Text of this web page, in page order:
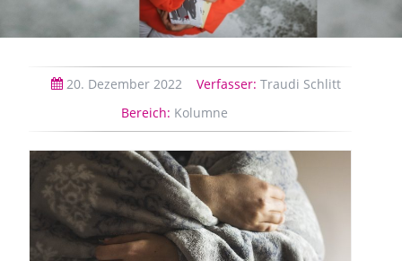
20. Dezember 2022 Verfasser: Traudi Schlitt
Bereich: Kolumne